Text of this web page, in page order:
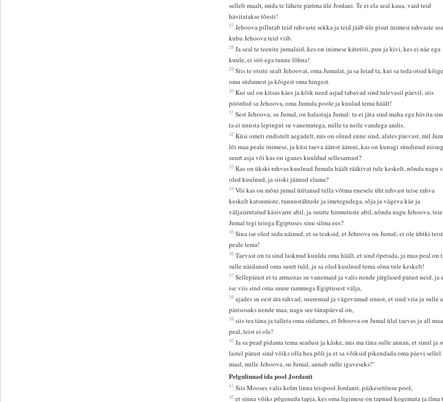
sellelt maalt, mida te lähete pärima üle Jordani. Te ei ela seal kaua, vaid teid
hävitatakse tõesti!
27 Jehoova pillutab teid rahvaste sekka ja teid jääb üle pisut inimesi rahvaste
kuhu Jehoova teid viib.
28 Ja seal te teenite jumalaid, kes on inimese kätetöö, puu ja kivi, kes ei näe ega
kuule, ei söö ega tunne lõhna!
29 Siis te otsite sealt Jehoovat, oma Jumalat, ja sa leiad ta, kui sa teda otsid
oma südamest ja kõigest oma hingest.
30 Kui sul on kitsas käes ja kõik need asjad tabavad sind tulevasil päevil, siis
pöördud sa Jehoova, oma Jumala poole ja kuulad tema häält!
31 Sest Jehoova, su Jumal, on halastaja Jumal: ta ei jäta sind maha ega hävita
ta ei unusta lepingut su vanematega, mille ta neile vandega andis.
32 Küsi ometi endistelt aegadelt, mis on olnud enne sind, alates päevast, mil
lõi maa peale inimese, ja küsi taeva äärest ääreni, kas on kunagi sündinud
suurt asja või kas on iganes kuuldud sellesarnast?
33 Kas on ükski rahvas kuulnud Jumala häält rääkivat tule keskelt, nõnda nagu
oled kuulnud, ja siiski jäänud elama?
34 Või kas on mõni jumal üritanud tulla võtma enesele üht rahvast teise rahva
keskelt katsumiste, tunnustähtede ja imetegudega, sõja ja vägeva käe ja
väljasirutatud käsivarre abil, ja suurte hirmutuste abil, nõnda nagu Jehoova, teie
Jumal tegi teiega Egiptuses sinu silma ees?
35 Sina ise oled seda näinud, et sa teaksid, et Jehoova on Jumal; ei ole ühtki teist
peale tema!
36 Taevast on ta sind lasknud kuulda oma häält, et sind õpetada, ja maa peal on
sulle näidanud oma suurt tuld, ja sa oled kuulnud tema sõnu tule keskelt!
37 Sellepärast et ta armastas su vanemaid ja valis nende järglased pärast neid, ja
ise viis sind oma suure rammuga Egiptusest välja,
38 ajades su eest ära rahvad, suuremad ja vägevamad sinust, et sind viia ja sulle
pärisosaks nende maa, nagu see tänapäeval on,
39 siis tea täna ja talleta oma südames, et Jehoova on Jumal ülal taevas ja all maa
peal, teist ei ole!
40 Ja sa pead pidama tema seadusi ja käske, mis ma täna sulle annan, et sinul ja
lastel pärast sind võiks olla hea põli ja et sa võiksid pikendada oma päevi sellel
maal, mille Jehoova, su Jumal, annab sulle igaveseks!"
Pelgulinnad ida pool Jordanit
41 Siis Mooses valis kolm linna teispool Jordanit, päikesetõusu pool,
42 et sinna võiks põgeneda tapja, kes oma ligimese on tapnud kogemata ja ilma